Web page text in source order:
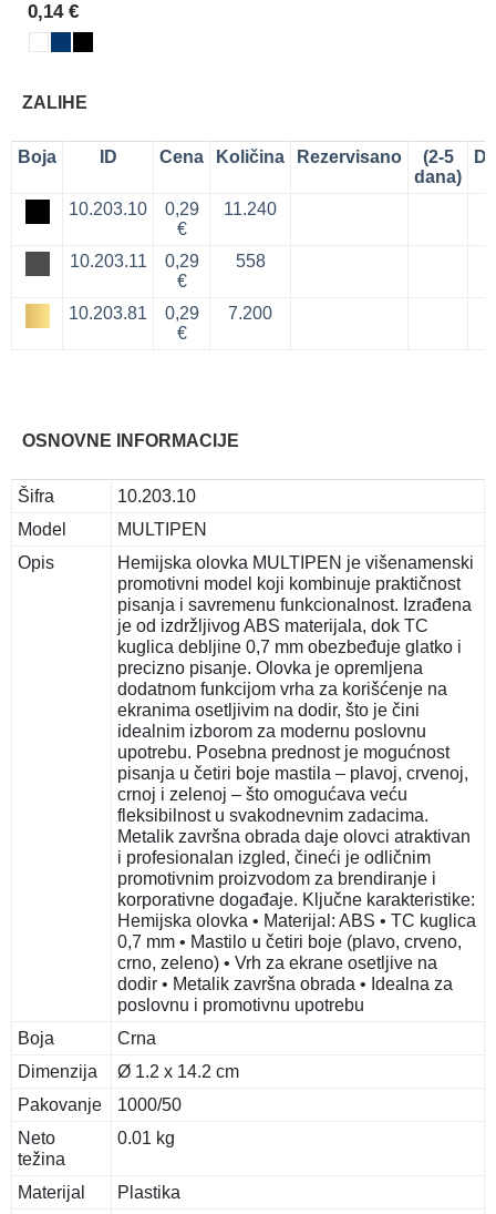
0,14 €
ZALIHE
Boja ID Cena Količina Rezervisano
(2-5
dana)
10.203.10
0,29
€
11.240
10.203.11
0,29
€
558
10.203.81
0,29
€
7.200
OSNOVNE INFORMACIJE
Šifra
10.203.10
Model
MULTIPEN
Opis
Hemijska olovka MULTIPEN je višenamenski
promotivni model koji kombinuje praktičnost
pisanja i savremenu funkcionalnost. Izrađena
je od izdržljivog ABS materijala, dok TC
kuglica debljine 0,7 mm obezbeđuje glatko i
precizno pisanje. Olovka je opremljena
dodatnom funkcijom vrha za korišćenje na
ekranima osetljivim na dodir, što je čini
idealnim izborom za modernu poslovnu
upotrebu. Posebna prednost je mogućnost
pisanja u četiri boje mastila – plavoj, crvenoj,
crnoj i zelenoj – što omogućava veću
fleksibilnost u svakodnevnim zadacima.
Metalik završna obrada daje olovci atraktivan
i profesionalan izgled, čineći je odličnim
promotivnim proizvodom za brendiranje i
korporativne događaje. Ključne karakteristike:
Hemijska olovka • Materijal: ABS • TC kuglica
0,7 mm • Mastilo u četiri boje (plavo, crveno,
crno, zeleno) • Vrh za ekrane osetljive na
dodir • Metalik završna obrada • Idealna za
poslovnu i promotivnu upotrebu
Boja
Crna
Dimenzija
Ø 1.2 x 14.2 cm
Pakovanje
1000/50
Neto
težina
0.01 kg
Materijal
Plastika